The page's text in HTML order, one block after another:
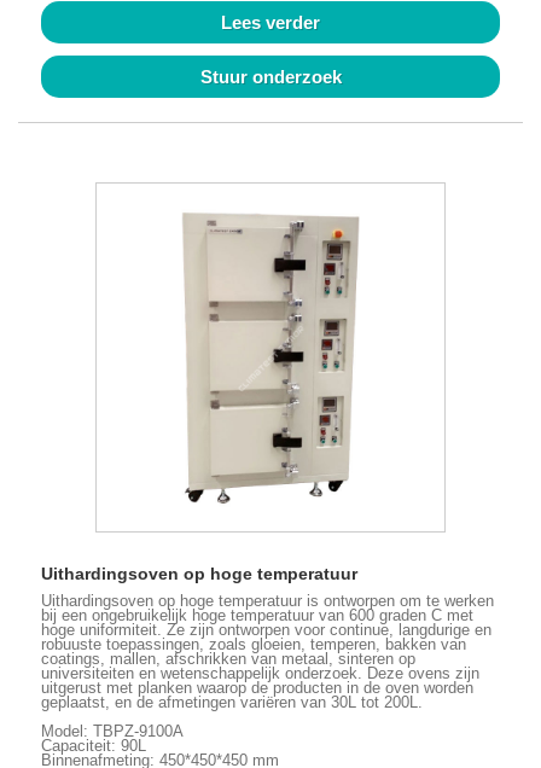
Lees verder
Stuur onderzoek
Uithardingsoven op hoge temperatuur
Uithardingsoven op hoge temperatuur is ontworpen om te werken
bij een ongebruikelijk hoge temperatuur van 600 graden C met
hoge uniformiteit. Ze zijn ontworpen voor continue, langdurige en
robuuste toepassingen, zoals gloeien, temperen, bakken van
coatings, mallen, afschrikken van metaal, sinteren op
universiteiten en wetenschappelijk onderzoek. Deze ovens zijn
uitgerust met planken waarop de producten in de oven worden
geplaatst, en de afmetingen variëren van 30L tot 200L.
Model: TBPZ-9100A
Capaciteit: 90L
Binnenafmeting: 450*450*450 mm